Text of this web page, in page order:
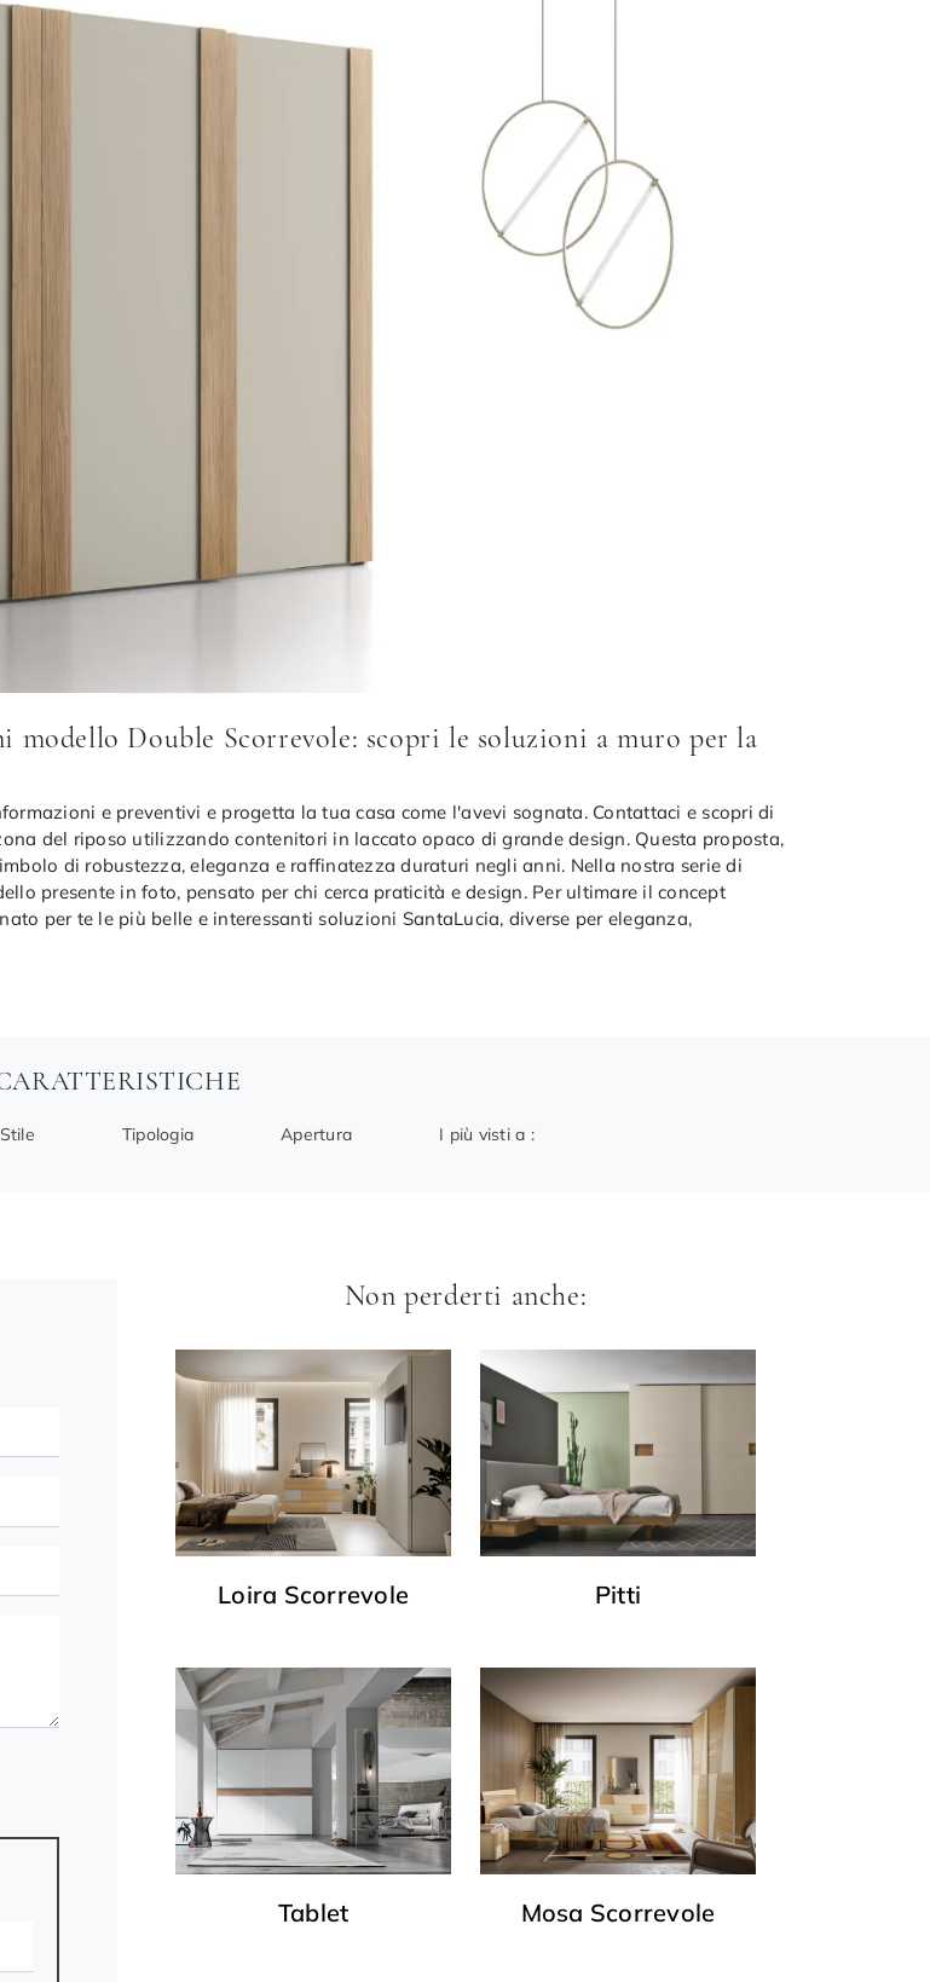
modello Double Scorrevole: scopri le soluzioni a muro per la
e preventivi e progetta la tua casa come l'avevi sognata. Contattaci e scopri di
del riposo utilizzando contenitori in laccato opaco di grande design. Questa proposta,
di robustezza, eleganza e raffinatezza duraturi negli anni. Nella nostra serie di
presente in foto, pensato per chi cerca praticità e design. Per ultimare il concept
per te le più belle e interessanti soluzioni SantaLucia, diverse per eleganza,
Stile Tipologia Apertura I più visti a :
Non perderti anche:
Loira Scorrevole Pitti
Tablet Mosa Scorrevole